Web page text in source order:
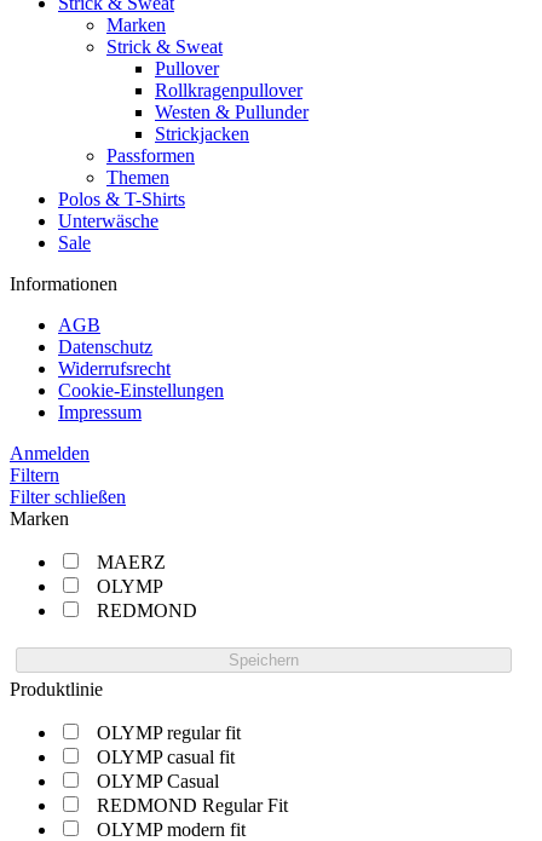
Marken
Strick & Sweat
Pullover
Rollkragenpullover
Westen & Pullunder
Strickjacken
Passformen
Themen
Polos & T-Shirts
Unterwäsche
Sale
Informationen
AGB
Datenschutz
Widerrufsrecht
Cookie-Einstellungen
Impressum
Anmelden
Filtern
Filter schließen
Marken
MAERZ
OLYMP
REDMOND
Speichern
Produktlinie
OLYMP regular fit
OLYMP casual fit
OLYMP Casual
REDMOND Regular Fit
OLYMP modern fit